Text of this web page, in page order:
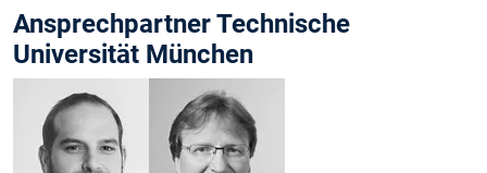
Ansprechpartner Technische
Universität München